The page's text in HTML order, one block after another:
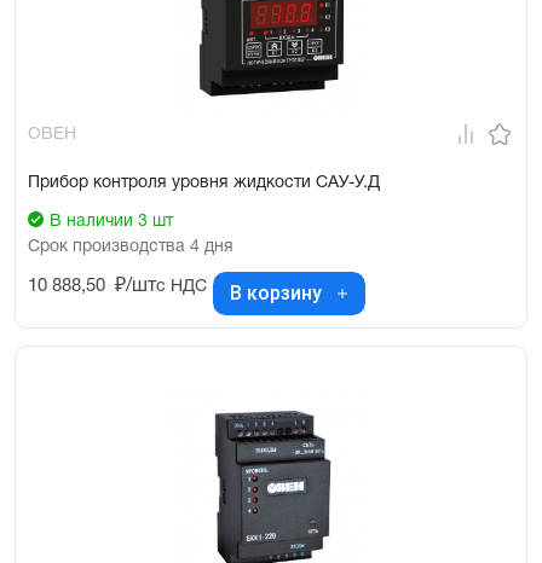
ОВЕН
Прибор контроля уровня жидкости САУ-У.Д
В наличии 3 шт
Срок производства 4 дня
10 888,50 ₽/штс НДС В корзину